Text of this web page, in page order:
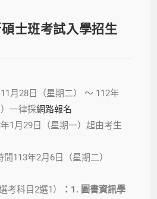
士班考試入學招生
月28日（星期二） ～ 112年
一律採網路報名
1月29日（星期一）起由考生
113年2月6日（星期二）
考科目2選1）
：1. 圖書資訊學